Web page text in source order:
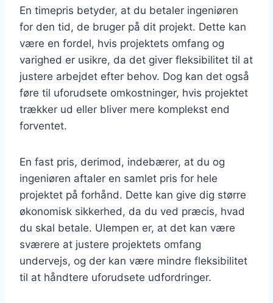
En timepris betyder, at du betaler ingeniøren
for den tid, de bruger på dit projekt. Dette kan
være en fordel, hvis projektets omfang og
varighed er usikre, da det giver fleksibilitet til at
justere arbejdet efter behov. Dog kan det også
føre til uforudsete omkostninger, hvis projektet
trækker ud eller bliver mere komplekst end
forventet.
En fast pris, derimod, indebærer, at du og
ingeniøren aftaler en samlet pris for hele
projektet på forhånd. Dette kan give dig større
økonomisk sikkerhed, da du ved præcis, hvad
du skal betale. Ulempen er, at det kan være
sværere at justere projektets omfang
undervejs, og der kan være mindre fleksibilitet
til at håndtere uforudsete udfordringer.